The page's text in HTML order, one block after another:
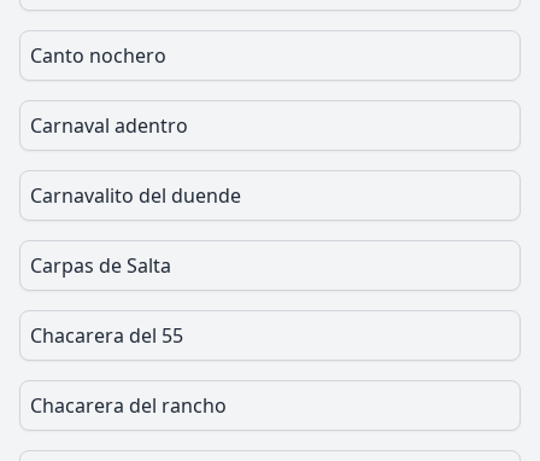
Canto nochero
Carnaval adentro
Carnavalito del duende
Carpas de Salta
Chacarera del 55
Chacarera del rancho